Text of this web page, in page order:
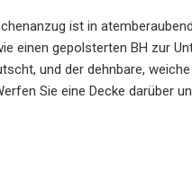
ist in
einen gepolsterten BH zur
und der dehnbare,
Sie eine Decke darüber